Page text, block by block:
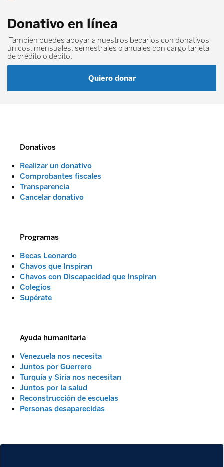
Donativo en línea
Tambien puedes apoyar a nuestros becarios con donativos
únicos, mensuales, semestrales o anuales con cargo tarjeta
de crédito o débito.
Quiero donar
Donativos
Realizar un donativo
Comprobantes fiscales
Transparencia
Cancelar donativo
Programas
Becas Leonardo
Chavos que Inspiran
Chavos con Discapacidad que Inspiran
Colegios
Supérate
Ayuda humanitaria
Venezuela nos necesita
Juntos por Guerrero
Turquía y Siria nos necesitan
Juntos por la salud
Reconstrucción de escuelas
Personas desaparecidas